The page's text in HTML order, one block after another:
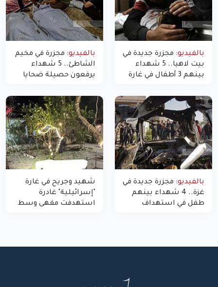
بالفيديو: مجزرة جديدة في
بيت لاهيا.. 5 شهداء
بينهم 3 أطفال في غارة
غزة
بالفيديو: مجزرة في مخيم
الشاطئ.. 5 شهداء
يرفعون حصيلة ضحايا
بالفيديو: مجزرة جديدة في
غزة.. 4 شهداء بينهم
طفل في استهداف
شهيد وجريح في غارة
"إسرائيلية" غادرة
استهدفت مقهى وسط